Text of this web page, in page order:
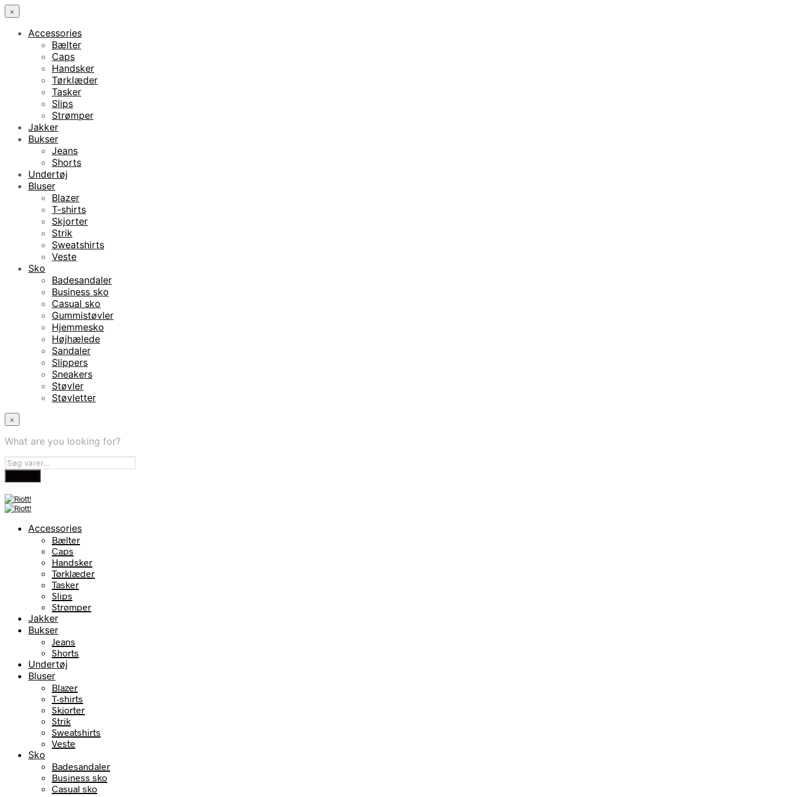
×
Accessories
Bælter
Caps
Handsker
Tørklæder
Tasker
Slips
Strømper
Jakker
Bukser
Jeans
Shorts
Undertøj
Bluser
Blazer
T-shirts
Skjorter
Strik
Sweatshirts
Veste
Sko
Badesandaler
Business sko
Casual sko
Gummistøvler
Hjemmesko
Højhælede
Sandaler
Slippers
Sneakers
Støvler
Støvletter
×
What are you looking for?
Accessories
Bælter
Caps
Handsker
Tørklæder
Tasker
Slips
Strømper
Jakker
Bukser
Jeans
Shorts
Undertøj
Bluser
Blazer
T-shirts
Skjorter
Strik
Sweatshirts
Veste
Sko
Badesandaler
Business sko
Casual sko